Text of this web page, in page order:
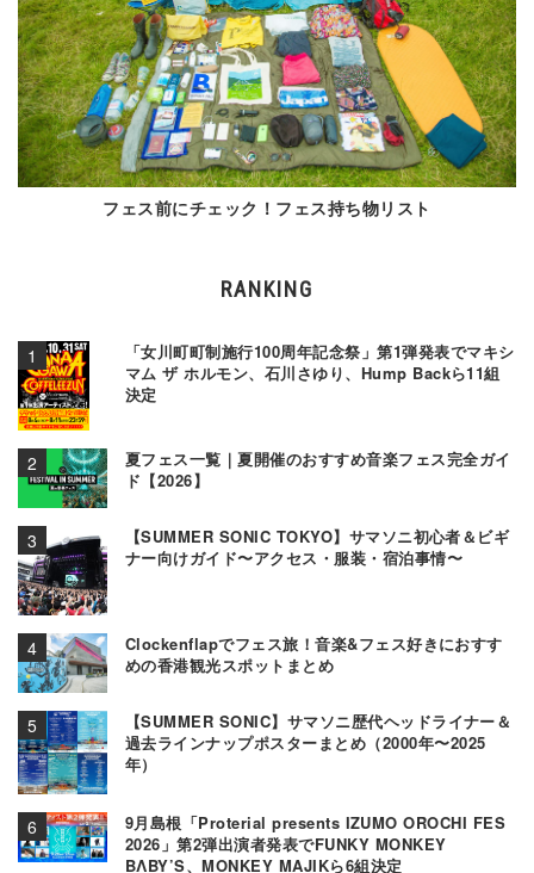
フェス前にチェック！フェス持ち物リスト
RANKING
「女川町町制施行100周年記念祭」第1弾発表でマキシ
マム ザ ホルモン、石川さゆり、Hump Backら11組
決定
夏フェス一覧｜夏開催のおすすめ音楽フェス完全ガイ
ド【2026】
【SUMMER SONIC TOKYO】サマソニ初心者＆ビギ
ナー向けガイド〜アクセス・服装・宿泊事情〜
Clockenflapでフェス旅！音楽&フェス好きにおすす
めの香港観光スポットまとめ
【SUMMER SONIC】サマソニ歴代ヘッドライナー＆
過去ラインナップポスターまとめ（2000年〜2025
年）
9月島根「Proterial presents IZUMO OROCHI FES
2026」第2弾出演者発表でFUNKY MONKEY
BΛBY’S、MONKEY MAJIKら6組決定